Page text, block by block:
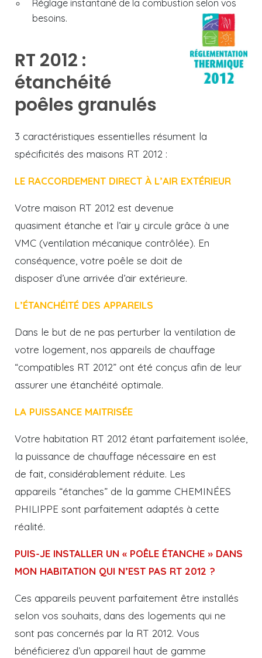
Réglage instantané de la combustion selon vos
besoins.
RT 2012 :
étanchéité
poêles granulés
3 caractéristiques essentielles résument la
spécificités des maisons RT 2012 :
LE RACCORDEMENT DIRECT À L’AIR EXTÉRIEUR
Votre maison RT 2012 est devenue
quasiment étanche et l’air y circule grâce à une
VMC (ventilation mécanique contrôlée). En
conséquence, votre poêle se doit de
disposer d’une arrivée d’air extérieure.
L’ÉTANCHÉITÉ DES APPAREILS
Dans le but de ne pas perturber la ventilation de
votre logement, nos appareils de chauffage
“compatibles RT 2012” ont été conçus afin de leur
assurer une étanchéité optimale.
LA PUISSANCE MAITRISÉE
Votre habitation RT 2012 étant parfaitement isolée,
la puissance de chauffage nécessaire en est
de fait, considérablement réduite. Les
appareils “étanches” de la gamme CHEMINÉES
PHILIPPE sont parfaitement adaptés à cette
réalité.
PUIS-JE INSTALLER UN « POÊLE ÉTANCHE » DANS
MON HABITATION QUI N’EST PAS RT 2012 ?
Ces appareils peuvent parfaitement être installés
selon vos souhaits, dans des logements qui ne
sont pas concernés par la RT 2012. Vous
bénéficierez d’un appareil haut de gamme